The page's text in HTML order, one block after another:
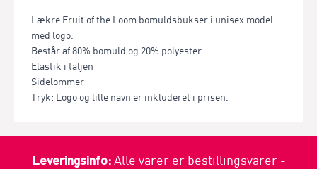
Lækre Fruit of the Loom bomuldsbukser i unisex model
med logo.
Består af 80% bomuld og 20% polyester.
Elastik i taljen
Sidelommer
Tryk: Logo og lille navn er inkluderet i prisen.
Leveringsinfo:Alle varer er bestillingsvarer -